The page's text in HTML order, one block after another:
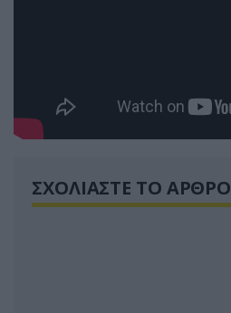
ΣΧΟΛΙΑΣΤΕ ΤΟ ΑΡΘΡΟ